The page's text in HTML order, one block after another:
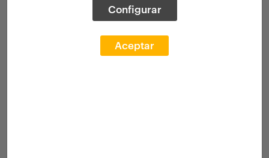
Configurar
Aceptar